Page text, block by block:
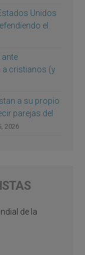
Unidos
el
a cristianos (y
a su propio
parejas del
2026
de la